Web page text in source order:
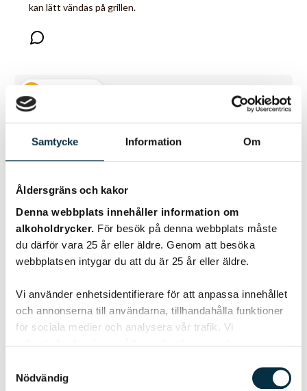
Samtycke Information Om
Åldersgräns och kakor
Denna webbplats innehåller information om
alkoholdrycker. För besök på denna webbplats måste
du därför vara 25 år eller äldre. Genom att besöka
webbplatsen intygar du att du är 25 år eller äldre.
Vi använder enhetsidentifierare för att anpassa innehållet
och annonserna till användarna, tillhandahålla funktioner
för sociala medier och analysera vår trafik. Vi
annons- och analysföretag som vi samarbetar med.
Nödvändig
kan lätt vändas på grillen.
Till BBQ Ribs American Style. När köttet gått halva tiden i
röken bör man pensla var 30 minut med en ”mop” för att